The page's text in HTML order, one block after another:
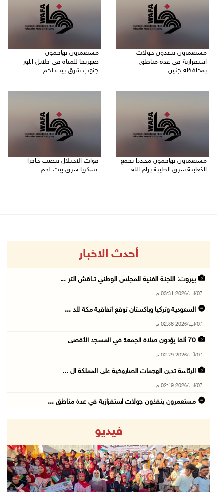
مستعمرون ينفذون جولات
استفزازية في عدة مناطق
بمحافظة جنين
مستعمرون يهاجمون
صهريجا للمياه في خلايل اللوز
جنوب شرق بيت لحم
مستعمرون يهاجمون مجددا تجمع
الكعابنة شرق الطيبة برام الله
قوات الاحتلال تنصب حاجزا
عسكريا شرق بيت لحم
أحدث الاخبار
بيروت: اللجنة الفنية للمجلس الوطني تناقش التر ...
07/آب/2026 03:31 م
السعودية وتركيا وباكستان توقع اتفاقية مكة للد ...
07/آب/2026 02:38 م
70 ألفا يؤدون صلاة الجمعة في المسجد الأقصى
07/آب/2026 02:29 م
الرئاسة تدين الهجمات الصاروخية على المملكة ال ...
07/آب/2026 02:19 م
مستعمرون ينفذون جولات استفزازية في عدة مناطق ...
أمين عام الجامعة العربية يحذر من نهج إسرائيل ...
07/آب/2026 01:41 م
مستعمرون يهاجمون صهريجا للمياه في خلايل اللوز ...
07/آب/2026 01:38 م
فيديو